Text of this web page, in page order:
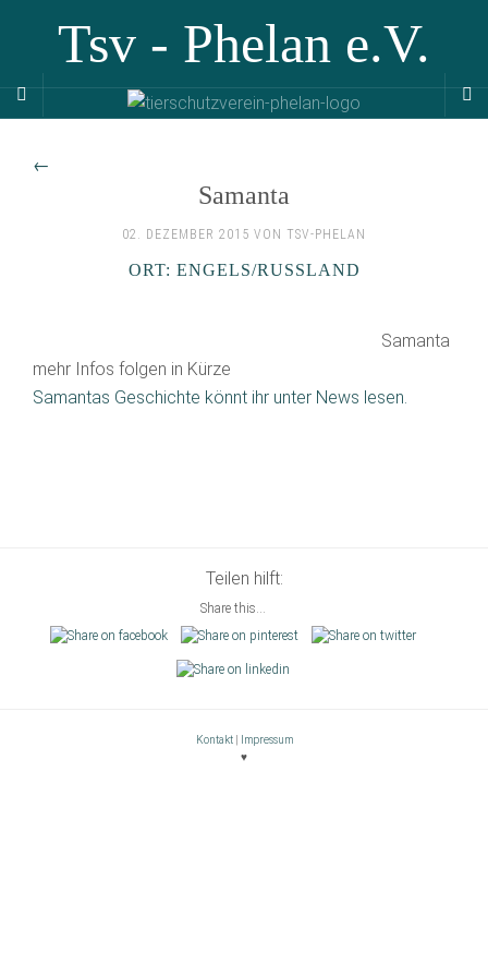
Tsv - Phelan e.V.
←
Samanta
02. DEZEMBER 2015 VON TSV-PHELAN
ORT: ENGELS/RUSSLAND
Samanta
mehr Infos folgen in Kürze
Samantas Geschichte könnt ihr unter News lesen.
Teilen hilft:
Share this...
Kontakt|
Impressum
♥